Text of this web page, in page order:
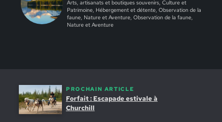
Arts, artisanats et boutiques souvenirs, Culture et
Patrimoine, Hébergement et détente, Observation de la
faune, Nature et Aventure, Observation de la faune,
Nature et Aventure
PROCHAIN ARTICLE
Forfait : Escapade estivale à
Churchill